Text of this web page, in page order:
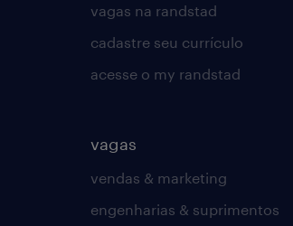
vagas na randstad
cadastre seu currículo
acesse o my randstad
vagas
vendas & marketing
engenharias & suprimentos